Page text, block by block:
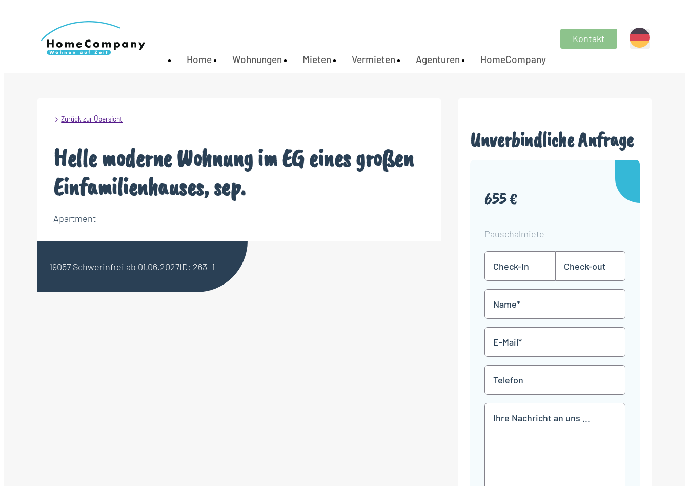
Home Wohnungen Mieten Vermieten Agenturen HomeCompany
Kontakt
Zurück zur Übersicht
Helle moderne Wohnung im EG eines großen
Einfamilienhauses, sep.
Apartment
19057 Schwerinfrei ab 01.06.2027ID: 263_1
Unverbindliche Anfrage
655 €
Pauschalmiete
in
TT
Punkt
MM
JJJJ
TT
Punkt
MM
Mail
*